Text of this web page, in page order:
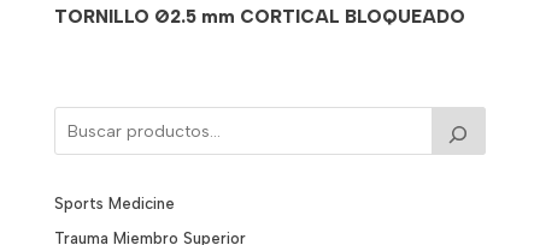
TORNILLO Ø2.5 mm CORTICAL BLOQUEADO
Sports Medicine
Trauma Miembro Superior